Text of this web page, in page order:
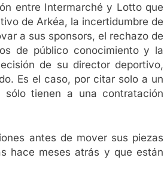
entre Intermarché y Lotto que
de Arkéa, la incertidumbre de
a sus sponsors, el rechazo de
de público conocimiento y la
de su director deportivo,
Es el caso, por citar solo a un
tienen a una contratación
antes de mover sus piezas
hace meses atrás y que están